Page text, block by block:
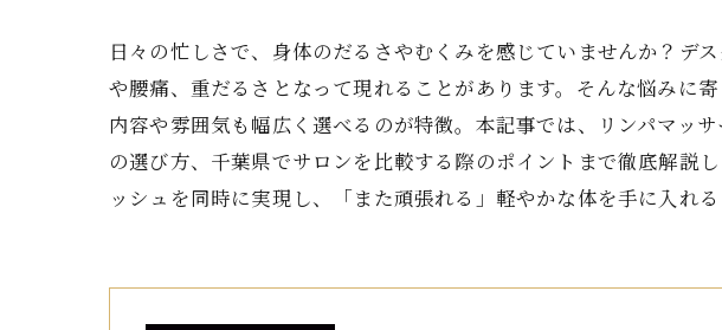
日々の忙しさで、身体のだるさやむくみを感じていませんか？デ
や腰痛、重だるさとなって現れることがあります。そんな悩みに
内容や雰囲気も幅広く選べるのが特徴。本記事では、リンパマッ
の選び方、千葉県でサロンを比較する際のポイントまで徹底解説
ッシュを同時に実現し、「また頑張れる」軽やかな体を手に入れる